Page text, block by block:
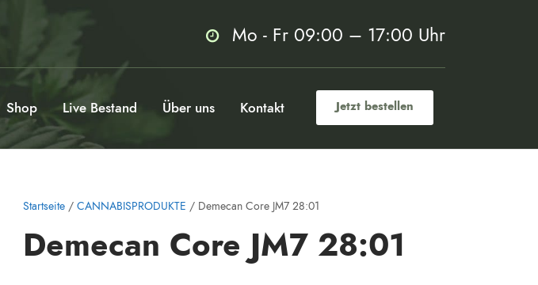
Mo - Fr 09:00 – 17:00 Uhr
Shop Live Bestand Über uns Kontakt Jetzt bestellen
Startseite /CANNABISPRODUKTE / Demecan Core JM7 28:01
Demecan Core JM7 28:01